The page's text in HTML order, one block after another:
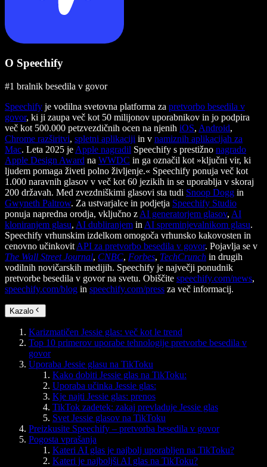
O Speechify
#1 bralnik besedila v govor
Speechify je vodilna svetovna platforma za pretvorbo besedila v
govor, ki ji zaupa več kot 50 milijonov uporabnikov in jo podpira
več kot 500.000 petzvezdičnih ocen na njenih iOS, Android,
Chrome razširitvi, spletni aplikaciji in v namiznih aplikacijah za
Mac. Leta 2025 je Apple nagradil Speechify s prestižno nagrado
Apple Design Award na WWDC in ga označil kot »ključni vir, ki
ljudem pomaga živeti polno življenje.« Speechify ponuja več kot
1.000 naravnih glasov v več kot 60 jezikih in se uporablja v skoraj
200 državah. Med zvezdniškimi glasovi sta tudi Snoop Dogg in
Gwyneth Paltrow. Za ustvarjalce in podjetja Speechify Studio
ponuja napredna orodja, vključno z AI generatorjem glasov, AI
kloniranjem glasu, AI dubliranjem in AI spreminjevalnikom glasu.
Speechify vrhunskim izdelkom omogoča vrhunsko kakovosten in
cenovno učinkovit API za pretvorbo besedila v govor. Pojavlja se v
The Wall Street Journal, CNBC, Forbes, TechCrunch in drugih
vodilnih novičarskih medijih. Speechify je največji ponudnik
pretvorbe besedila v govor na svetu. Obiščite speechify.com/news,
speechify.com/blog in speechify.com/press za več informacij.
Kazalo
Karizmatičen Jessie glas: več kot le trend
Top 10 primerov uporabe tehnologije pretvorbe besedila v
govor
Uporaba Jessie glasu na TikToku
Kako dobiti Jessie glas na TikToku:
Uporaba učinka Jessie glas:
Kje najti Jessie glas: prenos
TikTok zadetek: zakaj prevladuje Jessie glas
Svet Jessie glasov na TikToku
Preizkusite Speechify – pretvorba besedila v govor
Pogosta vprašanja
Kateri AI glas je najbolj uporabljen na TikToku?
Kateri je najboljši AI glas na TikToku?